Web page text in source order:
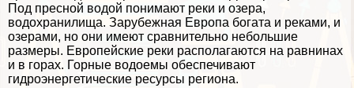
Под пресной водой понимают реки и озера,
водохранилища. Зарубежная Европа богата и реками, и
озерами, но они имеют сравнительно небольшие
размеры. Европейские реки располагаются на равнинах
и в горах. Горные водоемы обеспечивают
гидроэнергетические ресурсы региона.